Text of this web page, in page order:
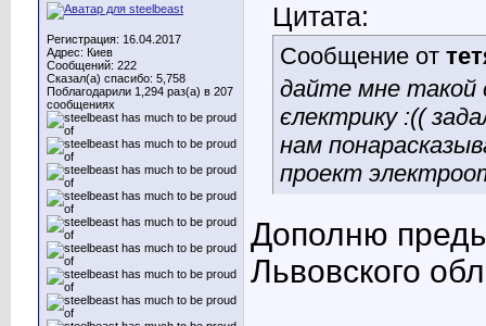
Регистрация: 16.04.2017
Адрес: Киев
Сообщений: 222
Сказал(а) спасибо: 5,758
Поблагодарили 1,294 раз(а) в 207
сообщениях
Цитата:
Сообщение от
дайте мне такой
єлектрику :((
нам
проект
Дополню
Львовского